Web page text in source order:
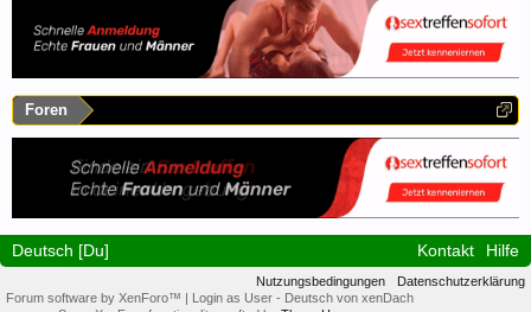
Foren
Deutsch [Du] Kontakt Hilfe
Nutzungsbedingungen
Datenschutzerklärung
Forum software by XenForo™ | Login as User - Deutsch von xenDach